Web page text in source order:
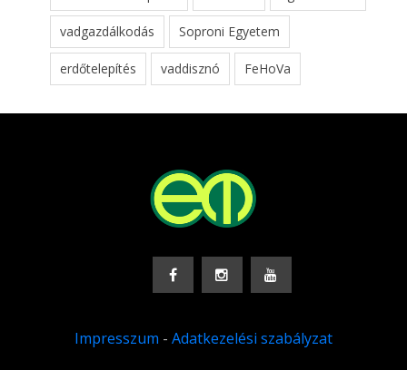
vadgazdálkodás Soproni Egyetem
erdőtelepítés vaddisznó FeHoVa
Impresszum - Adatkezelési szabályzat